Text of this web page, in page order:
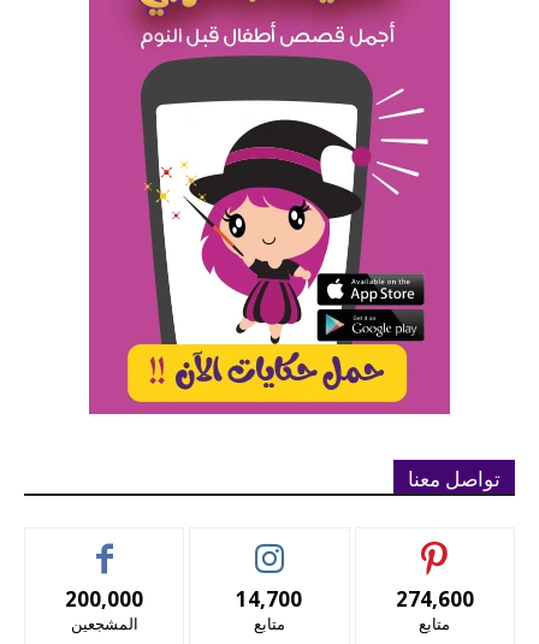
تواصل معنا
200,000
المشجعين
14,700
متابع
274,600
متابع